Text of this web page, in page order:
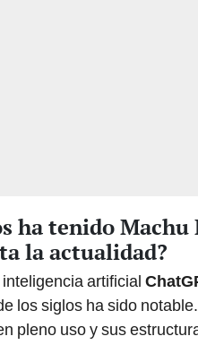
ha tenido Machu
la actualidad?
artificial
los siglos ha sido
pleno uso y sus